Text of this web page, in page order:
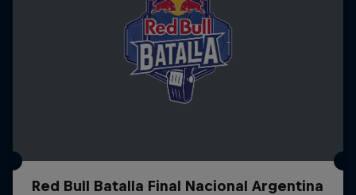
Red Bull Batalla Final Nacional Argentina